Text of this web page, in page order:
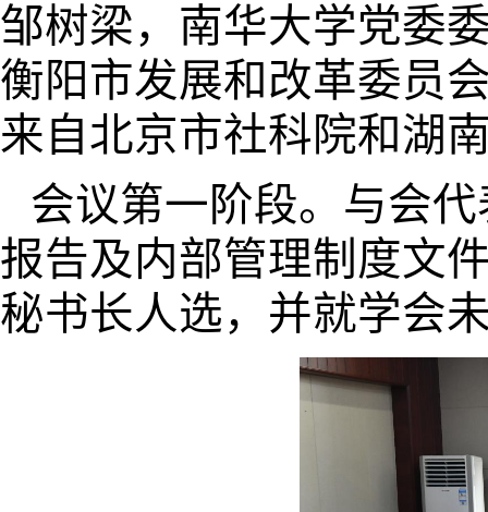
邹树梁，南华大学党委
衡阳市发展和改革委员
来自北京市社科院和湖
会议第一阶段。与会
报告及内部管理制度文
秘书长人选，并就学会